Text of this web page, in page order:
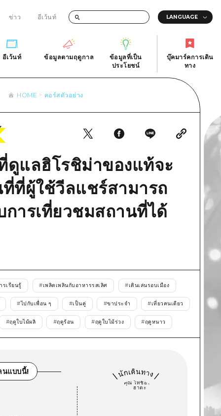
ข่าว อีเว้นท์
อีเว้นท์
ข้อมูลตามฤดูกาล
ข้อมูลที่เป็น
ประโยชน์
คำถามที่พบบ่อย
ดาวน์โหลดรูปภาพ
บุ๊คมาร์คการเดิน
ทาง
ทาง
HOME คอร์สตัวอย่าง
ดูแลฮิโรชิม่าของแท้จะ
ที่ผู้ใช้วีลแชร์สามารถ
การเที่ยวชมสถานที่ได้
รเรียนรู้ #เพลิดเพลินกับอาหารรสเลิศ #เดินเล่นรอบเมือง
#ไปกับเพื่อน ๆ #เป็นคู่ #ขาประจำ #เที่ยวคนเดียว
#ฤดูใบไม้ผลิ #ฤดูร้อน #ฤดูใบไม้ร่วง #ฤดูหนาว
นแบบนี้!